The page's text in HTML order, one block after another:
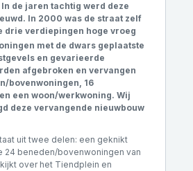
de jaren tachtig werd deze
In 2000 was de straat zelf
drie verdiepingen hoge vroeg
met de dwars geplaatste
en gevarieerde
afgebroken en vervangen
bovenwoningen, 16
een woon/werkwoning. Wij
deze vervangende nieuwbouw
uit twee delen: een geknikt
24 beneden/bovenwoningen van
over het Tiendplein en